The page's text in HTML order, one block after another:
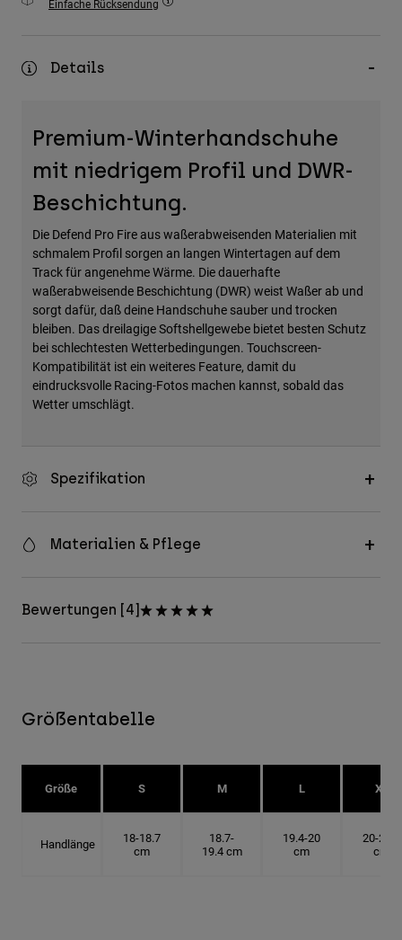
Zubehör
Taschen & Rucksäcke
Alle anzeigen
Einfache Rücksendung
Details
Premium-Winterhandschuhe
mit niedrigem Profil und DWR-
Beschichtung.
Die Defend Pro Fire aus waßerabweisenden Materialien mit
schmalem Profil sorgen an langen Wintertagen auf dem
Track für angenehme Wärme. Die dauerhafte
waßerabweisende Beschichtung (DWR) weist Waßer ab und
sorgt dafür, daß deine Handschuhe sauber und trocken
bleiben. Das dreilagige Softshellgewebe bietet besten Schutz
bei schlechtesten Wetterbedingungen. Touchscreen-
Kompatibilität ist ein weiteres Feature, damit du
eindrucksvolle Racing-Fotos machen kannst, sobald das
Wetter umschlägt.
Spezifikation
Materialien & Pflege
Bewertungen [4]
Größentabelle
Größe S M L XL
Handlänge
18-18.7
cm
18.7-
19.4 cm
19.4-20
cm
20-20.6
cm